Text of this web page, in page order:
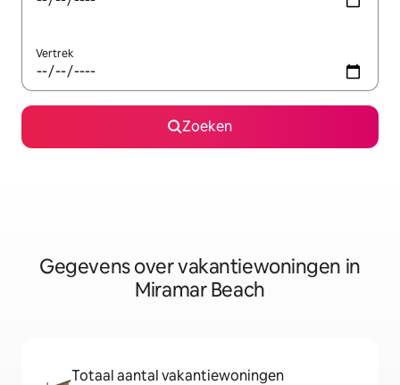
Vertrek
Zoeken
Gegevens over vakantiewoningen in
Miramar Beach
Totaal aantal vakantiewoningen